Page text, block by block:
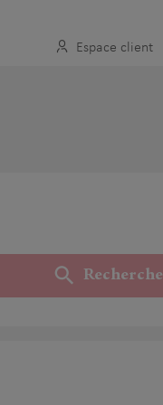
Espace client
ma position
Recherche